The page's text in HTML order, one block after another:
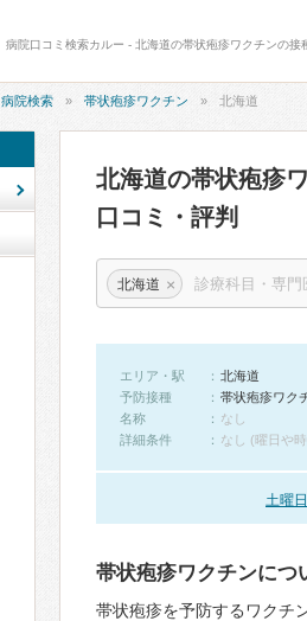
病院口コミ検索カルー - 北海道の帯状疱疹ワクチンの
病院検索 帯状疱疹ワクチン 北海道
北海道の帯状疱疹
口コミ・評判
北海道 ×
エリア・駅
北海道
予防接種
帯状疱疹ワク
名称
なし
詳細条件
なし (曜日や
土曜
帯状疱疹ワクチンにつ
帯状疱疹を予防するワクチン